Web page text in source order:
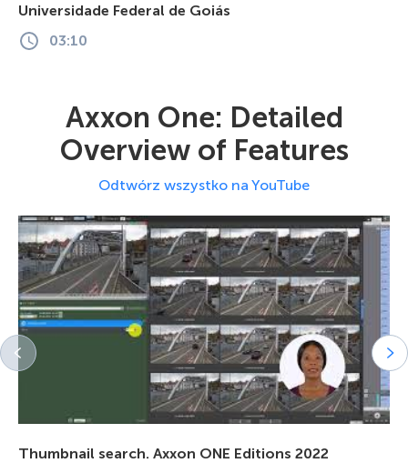
Universidade Federal de Goiás
03:10
Axxon One: Detailed
Overview of Features
Odtwórz wszystko na YouTube
Thumbnail search. Axxon ONE Editions 2022